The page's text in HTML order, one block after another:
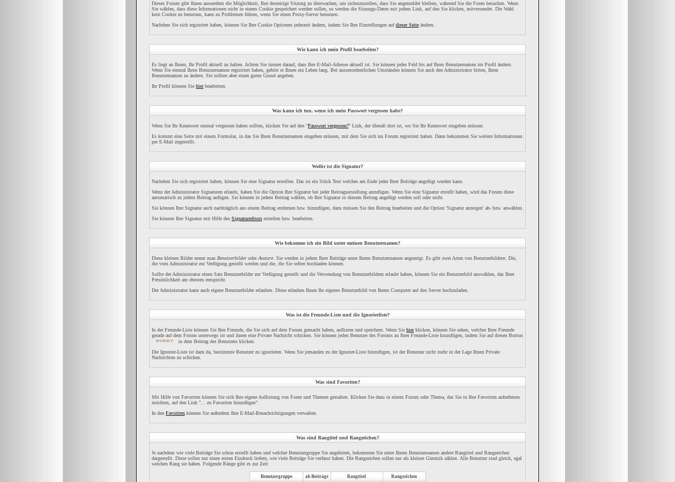
Dieses Forum gibt Ihnen ausserdem die Möglichkeit, Ihre derzeitige Sitzung zu überwachen, um sicherzustellen, dass Sie angemeldet bleiben, während Sie die Foren besuchen. Wenn
Sie wählen, dass diese Informationen nicht in einem Cookie gespeichert werden sollen, so werden die Sitzungs-Daten mit jedem Link, auf den Sie klicken, mitversendet. Die Wahl
kein Cookie zu benutzen, kann zu Problemen führen, wenn Sie einen Proxy-Server benutzen.
Nachdem Sie sich registriert haben, können Sie Ihre Cookie Optionen jederzeit ändern, indem Sie Ihre Einstellungen aufdieser Seite ändern.
Wie kann ich mein Profil bearbeiten?
Es liegt an Ihnen, Ihr Profil aktuell zu halten. Achten Sie immer darauf, dass Ihre E-Mail-Adresse aktuell ist. Sie können jedes Feld bis auf Ihren Benutzernamen im Profil ändern.
Wenn Sie einmal Ihren Benutzernamen registriert haben, gehört er Ihnen ein Leben lang. Bei ausserordentlichen Umständen können Sie auch den Administrator bitten, Ihren
Benutzernamen zu ändern. Sie sollten aber einen guten Grund angeben.
Ihr Profil können Sie hierbearbeiten.
Was kann ich tun, wenn ich mein Passwort vergessen habe?
Wenn Sie Ihr Kennwort einmal vergessen haben sollten, klicken Sie auf den "Passwort vergessen?" Link, der überall dort ist, wo Sie Ihr Kennwort eingeben müssen.
Es kommt eine Seite mit einem Formular, in das Sie Ihren Benutzernamen eingeben müssen, mit dem Sie sich im Forum registriert haben. Dann bekommen Sie weitere Informationen
per E-Mail zugestellt.
Wofür ist die Signatur?
Nachdem Sie sich registriert haben, können Sie eine Signatur erstellen. Das ist ein Stück Text welches am Ende jeder Ihrer Beiträge angefügt werden kann.
Wenn der Administrator Signaturen erlaubt, haben Sie die Option Ihre Signatur bei jeder Beitragserstellung anzufügen. Wenn Sie eine Signatur erstellt haben, wird das Forum diese
automatisch zu jedem Beitrag anfügen. Sie können in jedem Beitrag wählen, ob Ihre Signatur in diesem Beitrag angefügt werden soll oder nicht.
Sie können Ihre Signatur auch nachträglich aus einem Beitrag entfernen bzw. hinzufügen, dazu müssen Sie den Beitrag bearbeiten und die Option 'Signatur anzeigen' ab- bzw. anwählen.
Sie können Ihre Signatur mit Hilfe des Signatureditors erstellen bzw. bearbeiten.
Wie bekomme ich ein Bild unter meinen Benutzernamen?
Diese kleinen Bilder nennt man Benutzerbilder oderAvatare . Sie werden in jedem Ihrer Beiträge unter Ihrem Benutzernamen angezeigt. Es gibt zwei Arten von Benutzerbildern: Die,
die vom Administrator zur Verfügung gestellt werden und die, die Sie selber hochladen können.
Sollte der Administrator einen Satz Benutzerbilder zur Verfügung gestellt und die Verwendung von Benutzerbildern erlaubt haben, können Sie ein Benutzerbild auswählen, das Ihrer
Persönlichkeit am ehesten entspricht.
Der Administrator kann auch eigene Benutzerbilder erlauben. Diese erlauben Ihnen Ihr eigenes Benutzerbild von Ihrem Computer auf den Server hochzuladen.
Was ist die Freunde-Liste und die Ignorierliste?
In der Freunde-Liste können Sie Ihre Freunde, die Sie sich auf dem Forum gemacht haben, auflisten und speichern. Wenn Sie hierklicken, können Sie sehen, welcher Ihrer Freunde
gerade auf dem Forum unterwegs ist und ihnen eine Private Nachricht schicken. Sie können jeden Benutzer des Forums zu Ihrer Freunde-Liste hinzufügen, indem Sie auf diesen Button
in dem Beitrag des Benutzers klicken.
Die Ignorier-Liste ist dazu da, bestimmte Benutzer zu ignorieren. Wenn Sie jemanden zu der Ignorier-Liste hinzufügen, ist der Benutzer nicht mehr in der Lage Ihnen Private
Nachrichten zu schicken.
Was sind Favoriten?
Mit Hilfe von Favoriten können Sie sich Ihre eigene Auflistung von Foren und Themen gestalten. Klicken Sie dazu in einem Forum oder Thema, das Sie in Ihre Favoriten aufnehmen
möchten, auf den Link "... zu Favoriten hinzufügen".
In den Favoriten können Sie außerdem Ihre E-Mail-Benachrichtigungen verwalten.
Was sind Rangtitel und Rangzeichen?
Je nachdem wie viele Beiträge Sie schon erstellt haben und welcher Benutzergruppe Sie angehören, bekommen Sie unter Ihrem Benutzernamen andere Rangtitel und Rangzeichen
dargestellt. Diese sollen nur einen ersten Eindruck liefern, wie viele Beiträge Sie verfasst haben. Die Rangzeichen sollen nur als kleines Gimmik zählen. Alle Benutzer sind gleich, egal
welchen Rang sie haben. Folgende Ränge gibt es zur Zeit:
Benutzergruppe ab Beiträge Rangtitel Rangzeichen